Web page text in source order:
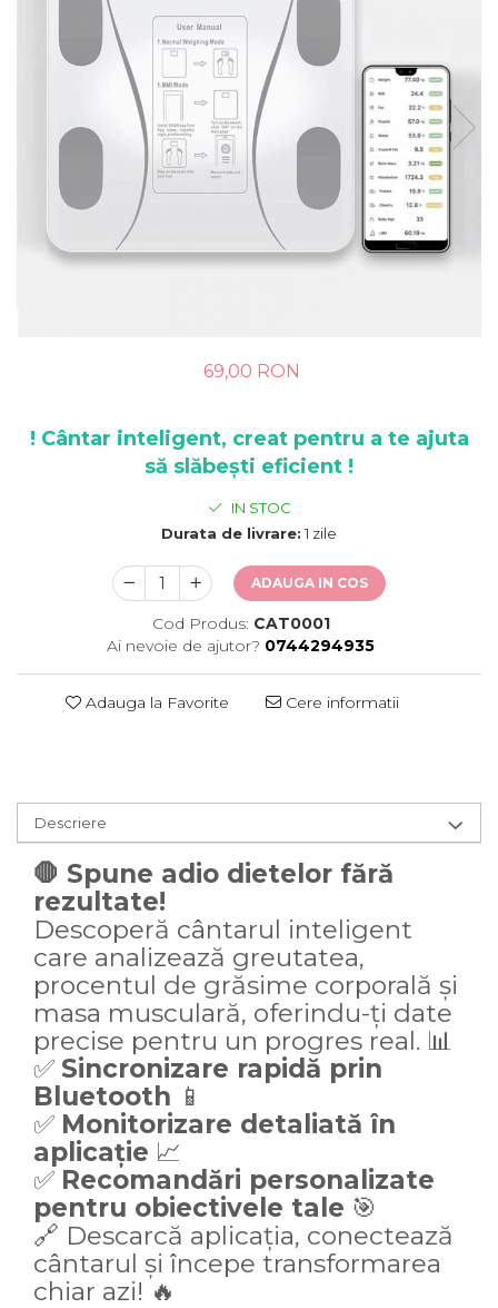
69,00 RON
! Cântar inteligent, creat pentru a te ajuta
să slăbești eficient !
IN STOC
Durata de livrare: 1 zile
ADAUGA IN COS
Cod Produs: CAT0001
Ai nevoie de ajutor? 0744294935
Adauga la Favorite Cere informatii
Descriere
🛑 Spune adio dietelor fără
rezultate!
Descoperă cântarul inteligent
care analizează greutatea,
procentul de grăsime corporală și
masa musculară, oferindu-ți date
precise pentru un progres real. 📊
✅ Sincronizare rapidă prin
Bluetooth 📱
✅ Monitorizare detaliată în
aplicație 📈
✅ Recomandări personalizate
pentru obiectivele tale 🎯
🔗 Descarcă aplicația, conectează
cântarul și începe transformarea
chiar azi! 🔥